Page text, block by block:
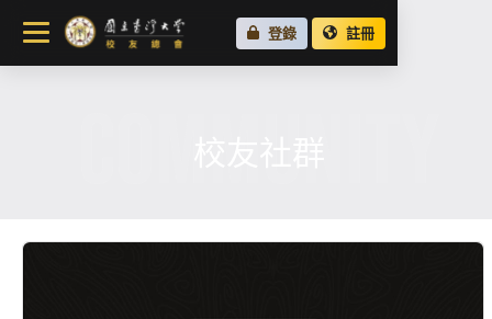
關於總會
最新消息
登錄 註冊